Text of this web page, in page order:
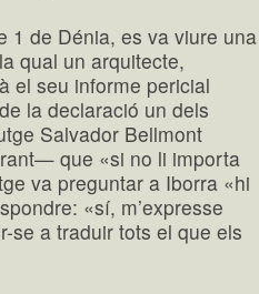
1 de Dénia, es va viure una
qual un arquitecte,
el seu informe pericial
la declaració un dels
Salvador Bellmont
que «si no li importa
va preguntar a Iborra «hi
«sí, m’expresse
se a traduir tots el que els